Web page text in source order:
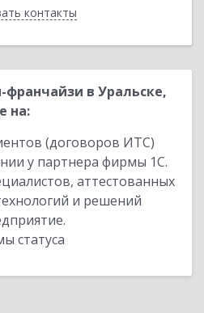
контакты
Назад
в Уральске,
на:
(договоров ИТС)
у партнера фирмы 1С.
аттестованных
и решений
статуса